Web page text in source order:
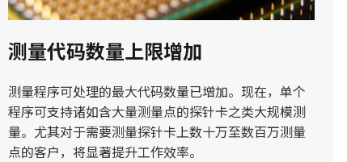
测量代码数量上限增加
测量程序可处理的最大代码数量已增加。现在，单个
程序可支持诸如含大量测量点的探针卡之类大规模测
量。尤其对于需要测量探针卡上数十万至数百万测量
点的客户，将显著提升工作效率。